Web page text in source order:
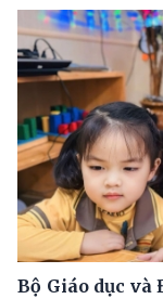
Bộ Giáo dục và